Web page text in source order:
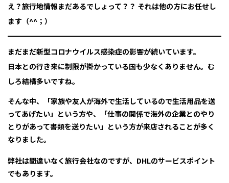
え？旅行地情報まだあるでしょって？？ それは他の方にお任せし
ます（^^；）
まだまだ新型コロナウイルス感染症の影響が続いています。
日本との行き来に制限が掛かっている国も少なくありません。む
しろ結構多いですね。
そんな中、「家族や友人が海外で生活しているので生活用品を送
ってあげたい」という方や、「仕事の関係で海外の企業とのやり
とりがあって書類を送りたい」という方が来店されることが多く
なりました。
弊社は間違いなく旅行会社なのですが、DHLのサービスポイント
でもあります。